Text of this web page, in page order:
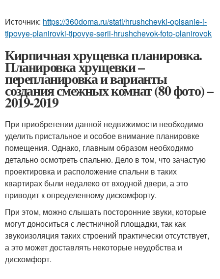
Источник: https://360doma.ru/stati/hrushchevki-opisanie-i-
tipovye-planirovki-tipovye-serii-hrushchevok-foto-planirovok
Кирпичная хрущевка планировка.
Планировка хрущевки –
перепланировка и варианты
создания смежных комнат (80 фото) –
2019-2019
При приобретении данной недвижимости необходимо
уделить пристальное и особое внимание планировке
помещения. Однако, главным образом необходимо
детально осмотреть спальню. Дело в том, что зачастую
проектировка и расположение спальни в таких
квартирах были недалеко от входной двери, а это
приводит к определенному дискомфорту.
При этом, можно слышать посторонние звуки, которые
могут доноситься с лестничной площадки, так как
звукоизоляция таких строений практически отсутствует,
а это может доставлять некоторые неудобства и
дискомфорт.